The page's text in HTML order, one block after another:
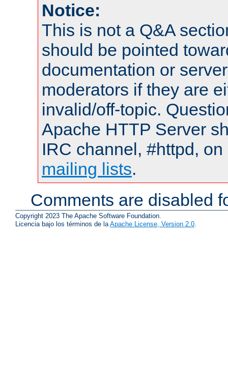
Notice:
This is not a Q&A
should be pointed
documentation or
moderators if they are
invalid/off-topic.
Apache HTTP Server
IRC channel, #httpd,
mailing lists.
Comments are disabled
Copyright 2023 The Apache Software Foundation.
Licencia bajo los términos de la Apache License, Version 2.0